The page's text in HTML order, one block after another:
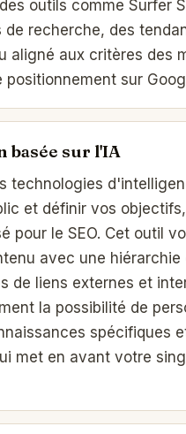
outils comme Surfer
de recherche, des
aligné aux critères des
sur
basée sur l'IA
technologies
et définir vos
pour le SEO. Cet outil
avec une
de liens externes et
la possibilité de
spécifiques
met en avant votre